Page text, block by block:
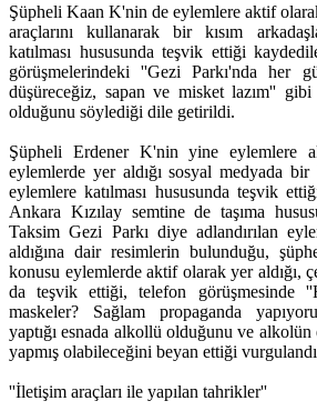
Şüpheli Kaan K'nin de eylemlere aktif
araçlarını kullanarak bir kısım
katılması hususunda teşvik ettiği
görüşmelerindeki ''Gezi Parkı'nda her
düşüreceğiz, sapan ve misket lazım''
olduğunu söylediği dile getirildi.
Şüpheli Erdener K'nin yine eylemlere
eylemlerde yer aldığı sosyal medyada bir
eylemlere katılması hususunda teşvik
Ankara Kızılay semtine de taşıma
Taksim Gezi Parkı diye adlandırılan
aldığına dair resimlerin bulunduğu,
konusu eylemlerde aktif olarak yer aldığı,
da teşvik ettiği, telefon görüşmesinde
maskeler? Sağlam propaganda
yaptığı esnada alkollü olduğunu ve
yapmış olabileceğini beyan ettiği
''İletişim araçları ile yapılan tahrikler''